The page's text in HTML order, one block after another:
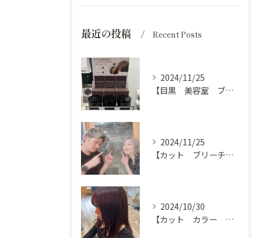
最近の投稿 Recent Posts
2024/11/25
【目黒 美容室 ブログ】
2024/11/25
【カット ブリーチ カラー トリートメント 目黒 美容室】
2024/10/30
【カット カラー トリートメント 目黒 美容室 スタイル】